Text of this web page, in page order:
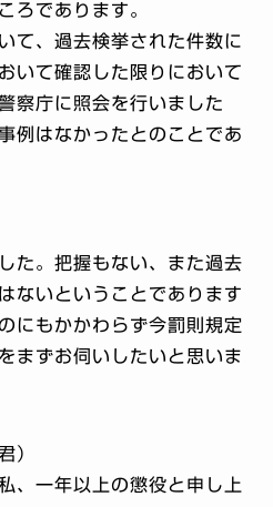
ろであります。
て、過去検挙された件数に
いて確認した限りにおいて
察庁に照会を行いました
例はなかったとのことであ
た。把握もない、また過去
ないということであります
にもかかわらず今罰則規定
まずお伺いしたいと思いま
）
、一年以上の懲役と申し上